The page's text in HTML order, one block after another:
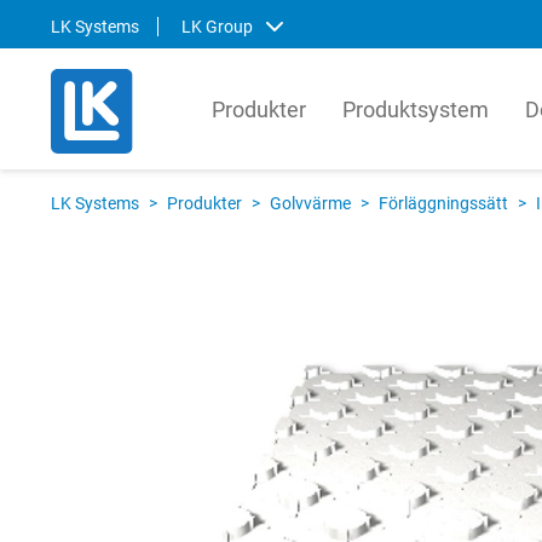
LK Systems LK Group
LK Systems
LK Systems är ledande i Norden inom
även skräddarsydda system som
ytterligare förenklar installationen.
LK
om hur
English
Produkter Produktsystem
LK Systems > Produkter > Golvvärme > Förläggningssätt >